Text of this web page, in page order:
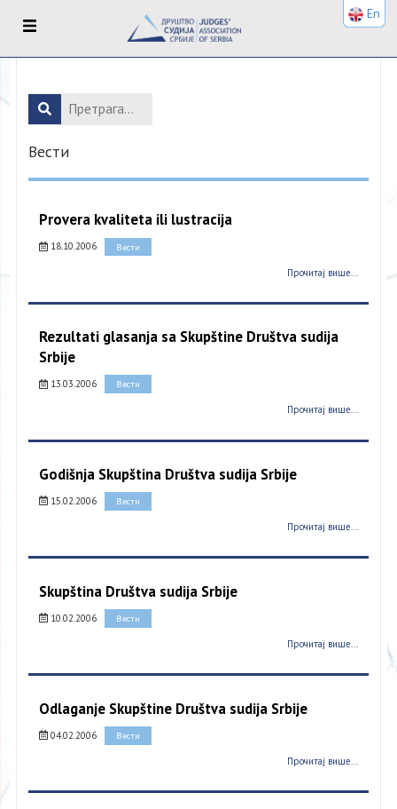
Вести
Provera kvaliteta ili lustracija
18.10.2006 Вести
Прочитај више...
Rezultati glasanja sa Skupštine Društva sudija
Srbije
13.03.2006 Вести
Прочитај више...
Godišnja Skupština Društva sudija Srbije
15.02.2006 Вести
Прочитај више...
Skupština Društva sudija Srbije
10.02.2006 Вести
Прочитај више...
Odlaganje Skupštine Društva sudija Srbije
04.02.2006 Вести
Прочитај више...
En